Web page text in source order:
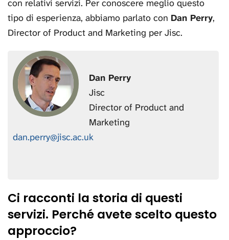
con relativi servizi. Per conoscere meglio questo
tipo di esperienza, abbiamo parlato con Dan Perry,
Director of Product and Marketing per Jisc.
Dan Perry
Jisc
Director of Product and
Marketing
dan.perry@jisc.ac.uk
Ci racconti la storia di questi
servizi. Perché avete scelto questo
approccio?